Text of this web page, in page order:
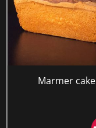
Marmer cake